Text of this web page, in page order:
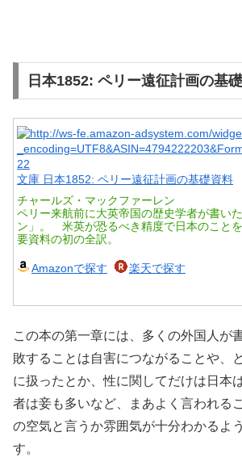
日本1852: ペリー遠征計画の基
文庫 日本1852: ペリー遠征計画の基礎資料
チャールズ・マックファーレン
ペリー来航前に大英帝国の歴史学者が書い
ン」。 米英が恐るべき精度で日本のこと
要資料の初の全訳。
Amazonで探す 楽天で探す
この本の第一章には、多くの外国人が
敗することは自害につながることや、
に扱ったとか、性に関してだけは日本
者は妾も多いなど、まあよく言われる
の空気と言うか雰囲気が十分わかるよ
す。